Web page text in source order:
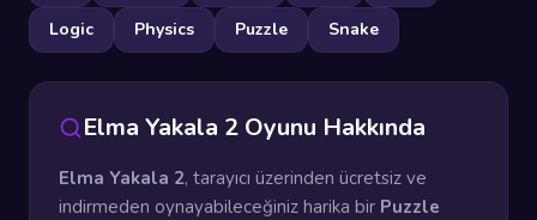
Logic
Physics Puzzle Snake
Elma Yakala 2 Oyunu Hakkında
Elma Yakala 2, tarayıcı üzerinden ücretsiz ve
indirmeden oynayabileceğiniz harika bir Puzzle